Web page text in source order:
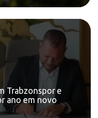
Trabzonspor e
ano em novo